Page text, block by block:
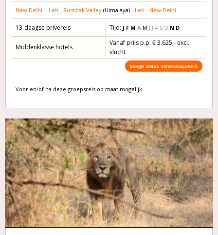
New Delhi - Leh - Rumbak Valley(Himalaya) - Leh - New Delhi
13-daagse privereis Tijd: J F M AM J J A S O N D
Middenklasse hotels
Vanaf prijs p.p. € 3.625,- excl.
vlucht
BEKIJK ONZE VOORBEELDREIS
Voor en/of na deze groepsreis op maat mogelijk.